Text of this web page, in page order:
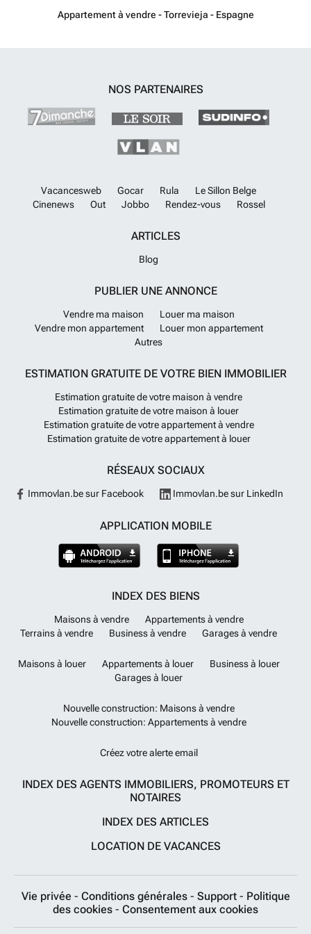
Een dakterras-solarium biedt extra buitenruimte die geschikt is voor
Appartement à vendre - Torrevieja - Espagne
NOS PARTENAIRES
Vacancesweb Gocar Rula
Le Sillon Belge
Cinenews
Out Jobbo Rendez-vous Rossel
ARTICLES
Blog
PUBLIER UNE ANNONCE
Vendre ma maison
Louer ma maison
Vendre mon appartement
Louer mon appartement
Autres
ESTIMATION GRATUITE DE VOTRE BIEN IMMOBILIER
Estimation gratuite de votre maison à vendre
Estimation gratuite de votre maison à louer
Estimation gratuite de votre appartement à vendre
Estimation gratuite de votre appartement à louer
RÉSEAUX SOCIAUX
Immovlan.be sur Facebook Immovlan.be sur LinkedIn
APPLICATION MOBILE
INDEX DES BIENS
Maisons à vendre
Appartements à vendre
Terrains à vendre
Business à vendre Garages à vendre
Maisons à louer Appartements à louer
Business à louer
Garages à louer
Nouvelle construction: Maisons à vendre
Nouvelle construction: Appartements à vendre
Créez votre alerte email
INDEX DES AGENTS IMMOBILIERS, PROMOTEURS ET
NOTAIRES
INDEX DES ARTICLES
LOCATION DE VACANCES
Vie privée - Conditions générales - Support - Politique
des cookies - Consentement aux cookies